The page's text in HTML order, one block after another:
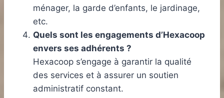
ménager, la garde d’enfants, le jardinage,
etc.
Quels sont les engagements d’Hexacoop
envers ses adhérents ?
Hexacoop s’engage à garantir la qualité
des services et à assurer un soutien
administratif constant.